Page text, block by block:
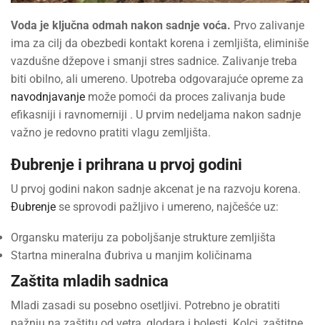
Voda je ključna odmah nakon sadnje voća. Prvo zalivanje
ima za cilj da obezbedi kontakt korena i zemljišta, eliminiše
vazdušne džepove i smanji stres sadnice. Zalivanje treba
biti obilno, ali umereno. Upotreba odgovarajuće opreme za
navodnjavanje može pomoći da proces zalivanja bude
efikasniji i ravnomerniji . U prvim nedeljama nakon sadnje
važno je redovno pratiti vlagu zemljišta.
Đubrenje i prihrana u prvoj godini
U prvoj godini nakon sadnje akcenat je na razvoju korena.
Đubrenje se sprovodi pažljivo i umereno, najčešće uz:
Organsku materiju za poboljšanje strukture zemljišta
Startna mineralna đubriva u manjim količinama
Zaštita mladih sadnica
Mladi zasadi su posebno osetljivi. Potrebno je obratiti